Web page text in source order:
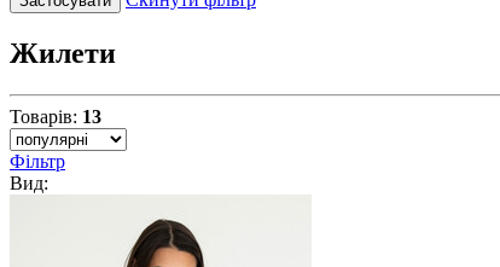
Жилети
Товарів: 13
Фільтр
Вид: